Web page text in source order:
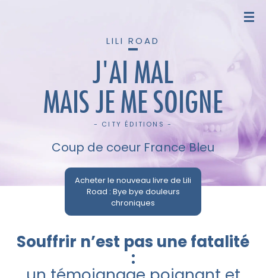
LILI ROAD
J'AI MAL
MAIS JE ME SOIGNE
- CITY ÉDITIONS -
Coup de coeur France Bleu
Acheter le nouveau livre de Lili
Road : Bye bye douleurs
chroniques
Souffrir n’est pas une fatalité
: